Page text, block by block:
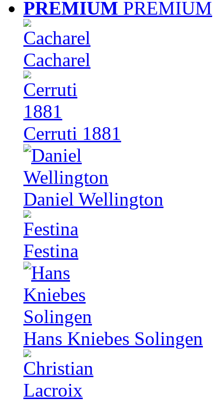
PREMIUM
Cacharel
Cerruti 1881
Daniel Wellington
Festina
Hans Kniebes Solingen